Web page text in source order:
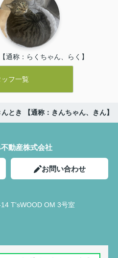
通称：らくちゃん、らく】
ッフ一覧
んとき 【通称：きんちゃん、きん】
動産株式会社
お問い合わせ
T'sWOOD OM 3号室